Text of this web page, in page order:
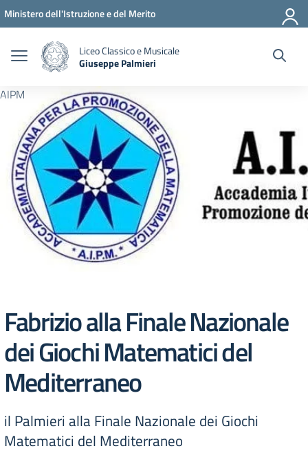
Vai ai contenuti
Vai al menu di navigazione
Vai al footer
Ministero dell'Istruzione e del Merito
Liceo Classico e Musicale
Giuseppe Palmieri
AIPM
Fabrizio alla Finale Nazionale
dei Giochi Matematici del
Mediterraneo
il Palmieri alla Finale Nazionale dei Giochi
Matematici del Mediterraneo